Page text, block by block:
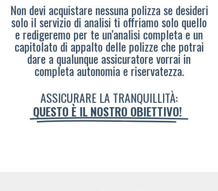
Non devi acquistare nessuna polizza se desideri
solo il servizio di analisi ti offriamo solo quello
e redigeremo per te un’analisi completa e un
capitolato di appalto delle polizze che potrai
dare a qualunque assicuratore vorrai in
completa autonomia e riservatezza.
ASSICURARE LA TRANQUILLITÀ:
QUESTO È IL NOSTRO OBIETTIVO!